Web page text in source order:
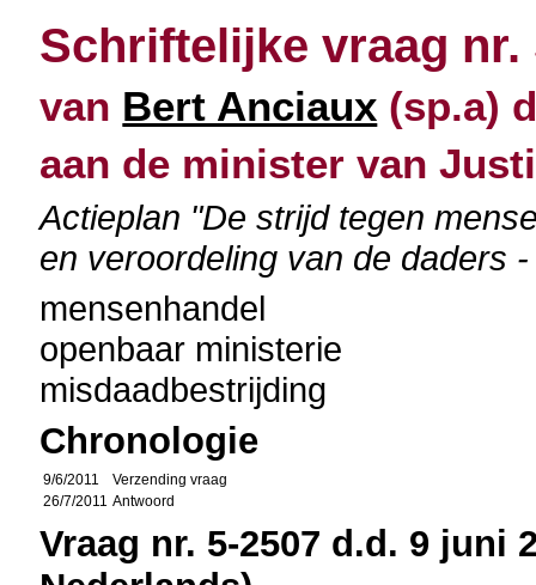
Schriftelijke vraag nr.
van Bert Anciaux (sp.a)
aan de minister van
Actieplan "De strijd tegen
en veroordeling van de daders
mensenhandel
openbaar ministerie
misdaadbestrijding
Chronologie
9/6/2011
Verzending vraag
26/7/2011 Antwoord
Vraag nr. 5-2507 d.d. 9 juni